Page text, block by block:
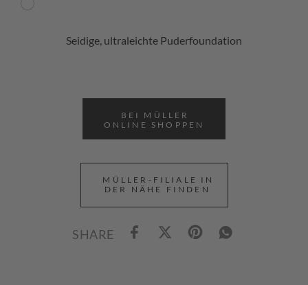
Seidige, ultraleichte Puderfoundation
BEI MÜLLER
ONLINE SHOPPEN
MÜLLER-FILIALE IN
DER NÄHE FINDEN
SHARE